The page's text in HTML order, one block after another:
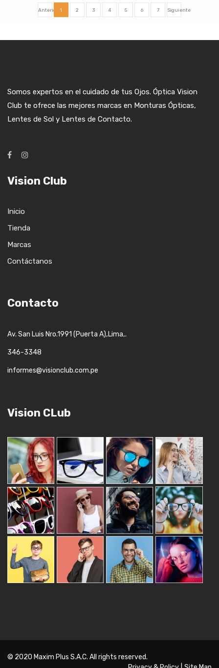
Anterior 1 2 3 4 5 6 7 Siguiente
Somos expertos en el cuidado de tus Ojos. Óptica Vision
Club te ofrece las mejores marcas en Monturas Ópticas,
Lentes de Sol y Lentes de Contacto.
Vision Club
Inicio
Tienda
Marcas
Contáctanos
Contacto
Av. San Luis Nro.1991 (Puerta A),Lima,.
346-3348
informes@visionclub.com.pe
Vision CLub
© 2020 Maxim Plus S.A.C. All rights reserved.